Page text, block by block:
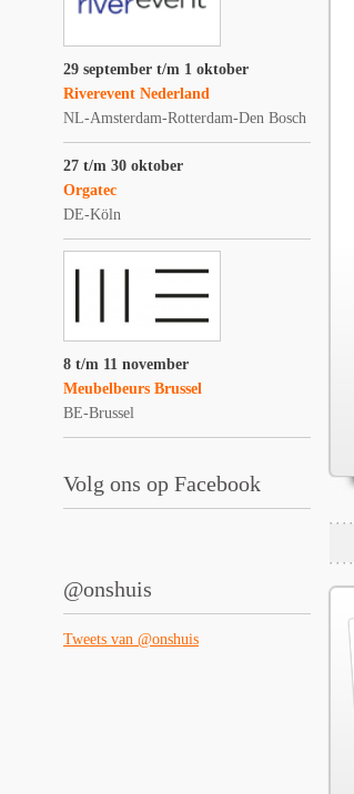
29 september t/m 1 oktober
Riverevent Nederland
NL-Amsterdam-Rotterdam-Den Bosch
27 t/m 30 oktober
Orgatec
DE-Köln
8 t/m 11 november
Meubelbeurs Brussel
BE-Brussel
Volg ons op Facebook
@onshuis
Tweets van @onshuis